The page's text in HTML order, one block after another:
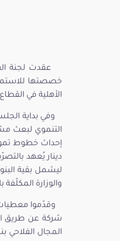
خصصتها
الأهلية في
وفي بداية
التنموي لبعث
دينار يُعهد
ليشمل بقية
والوزارة